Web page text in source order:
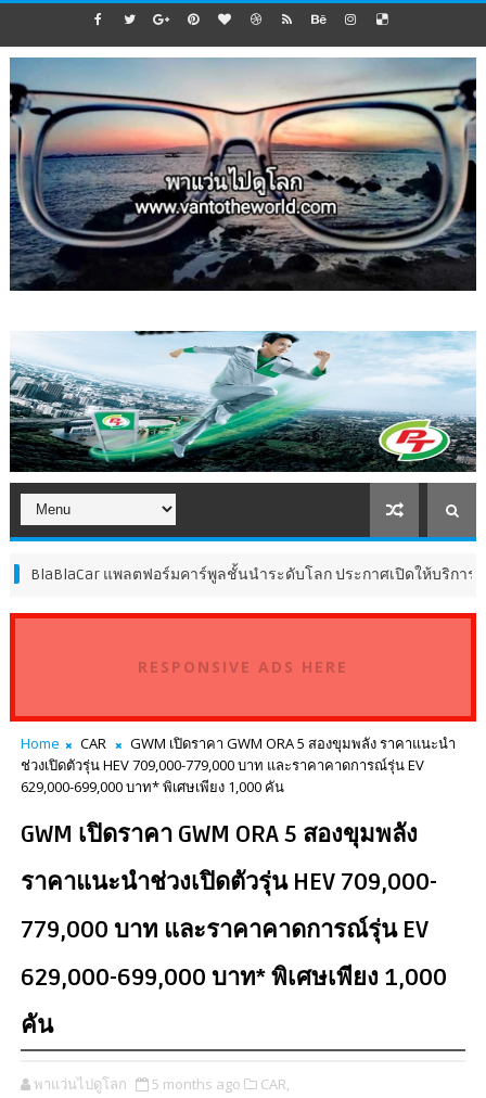
แพลตฟอร์มคาร์พูลชั้นนำระดับโลก ประกาศเปิดให้บริการในประเทศไ
RESPONSIVE ADS HERE
Home CAR
GWM เปิดราคา GWM ORA 5 สองขุมพลัง ราคาแนะนำ
ช่วงเปิดตัวรุ่น HEV 709,000-779,000 บาท และราคาคาดการณ์รุ่น EV
629,000-699,000 บาท* พิเศษเพียง 1,000 คัน
GWM เปิดราคา GWM ORA 5 สองขุมพลัง
ราคาแนะนำช่วงเปิดตัวรุ่น HEV 709,000-
779,000 บาท และราคาคาดการณ์รุ่น EV
629,000-699,000 บาท* พิเศษเพียง 1,000
คัน
พาแว่นไปดูโลก 5 months ago CAR,